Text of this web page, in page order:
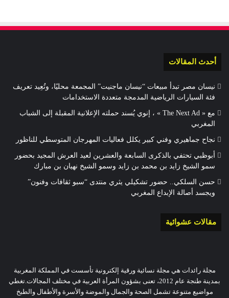
أحدث المقالات
نيسان مصر تبدأ مبيعات “نيسان ماجنيت” المجمعة محليًا، وتُعِيد تعريف
فئة السيارات الرياضية المدمجة متعددة الاستخدامات
مع « The Next Ad » ، إنوي يُسند حملته الإعلانية المقبلة إلى الشباب
المغربي
نجاح جماهيري وفني كبير يكلل فعاليات المهرجان المتوسطي للناظور
أبوظبي تحتفي بالذكرى السابعة والعشرين لعيد العرش المجيد بحضور
سمو الشيخ زايد بن محمد بن زايد وسمو الشيخ نهيان بن مبارك
حسن السلكي.. حضور تشكيلي يثري منتدى “سبو ثقافات وفنون”
ويجسد أصالة الإبداع المغربي
مقالات عشوائية
مجلة رائدات هي مجلة نسائية ورقية إلكترونية تأسست في المملكة المغربية
بمدينة طنجة عام 2012، تعنى بشؤون المرأة العربية في مختلف المجالات.تغطي
مواضيع متنوعة تشمل الصحة والجمال والموضة والأسرة والأطفال والطبخ